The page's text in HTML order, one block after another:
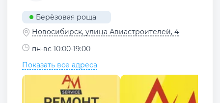
Берёзовая роща
Новосибирск, улица Авиастроителей, 4
пн-вс 10:00-19:00
Показать все адреса